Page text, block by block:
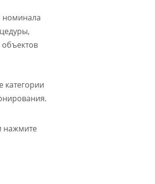
номинала
объектов
категории
нажмите